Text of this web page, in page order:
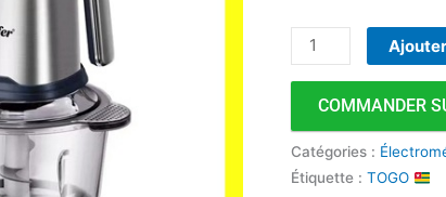
COMMANDER
Catégories :
Étiquette :TOGO